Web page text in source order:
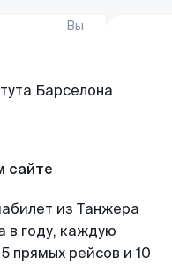
Вы
сайте
из Танжера
в году, каждую
прямых рейсов и 10